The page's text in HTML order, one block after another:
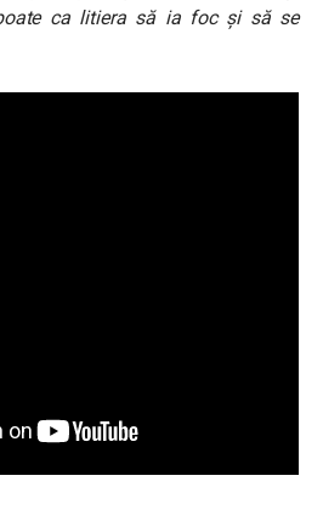
ca litiera să ia foc și să se